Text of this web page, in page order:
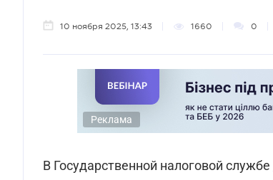
10 ноября 2025, 13:43 1660 0
Реклама
В Государственной налоговой службе